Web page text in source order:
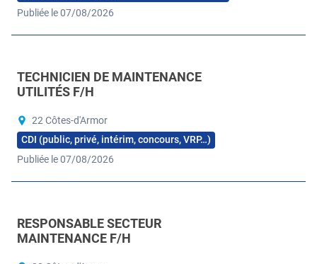
Publiée le 07/08/2026
TECHNICIEN DE MAINTENANCE
UTILITÉS F/H
22 Côtes-d'Armor
CDI (public, privé, intérim, concours, VRP…)
Publiée le 07/08/2026
RESPONSABLE SECTEUR
MAINTENANCE F/H